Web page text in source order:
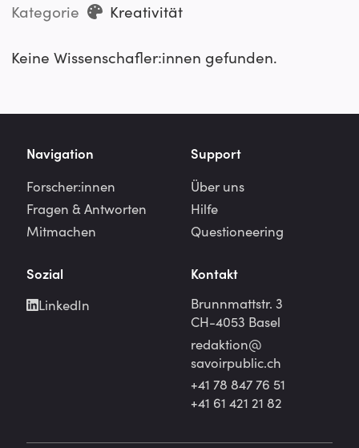
Kategorie Kreativität
Keine Wissenschafler:innen gefunden.
Navigation
Forscher:innen
Fragen & Antworten
Mitmachen
Support
Über uns
Hilfe
Questioneering
Sozial
LinkedIn
Kontakt
Brunnmattstr. 3
CH-4053 Basel
redaktion@
savoirpublic.ch
+41 78 847 76 51
+41 61 421 21 82